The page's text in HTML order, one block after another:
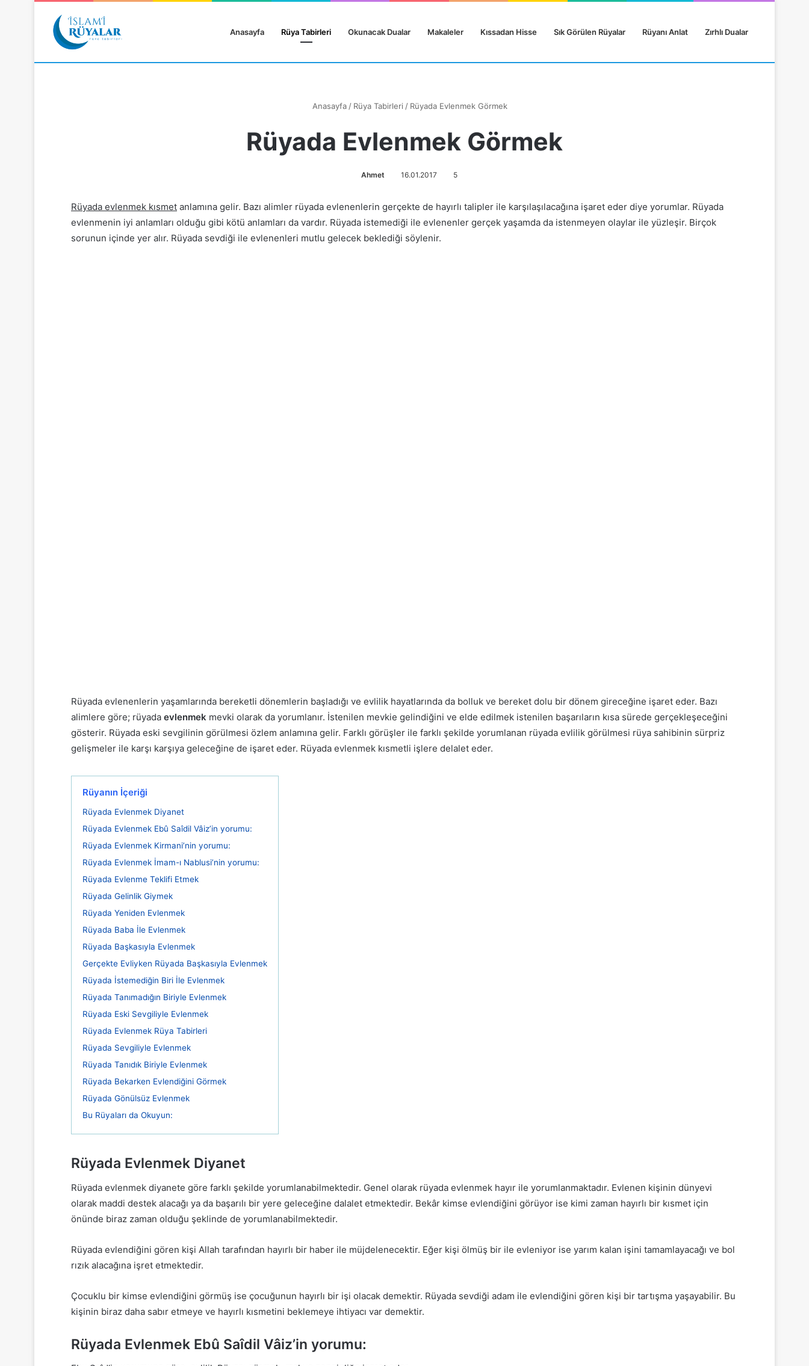
Anasayfa Rüya Tabirleri Okunacak Dualar Makaleler Kıssadan Hisse Sık Görülen Rüyalar Rüyanı Anlat Zırhlı Dualar
Anasayfa / Rüya Tabirleri / Rüyada Evlenmek Görmek
Rüyada Evlenmek Görmek
Ahmet 16.01.2017 5
Rüyada evlenmek kısmet anlamına gelir. Bazı alimler rüyada evlenenlerin gerçekte de hayırlı talipler ile karşılaşılacağına işaret eder diye yorumlar. Rüyada
evlenmenin iyi anlamları olduğu gibi kötü anlamları da vardır. Rüyada istemediği ile evlenenler gerçek yaşamda da istenmeyen olaylar ile yüzleşir. Birçok
sorunun içinde yer alır. Rüyada sevdiği ile evlenenleri mutlu gelecek beklediği söylenir.
Rüyada evlenenlerin yaşamlarında bereketli dönemlerin başladığı ve evlilik hayatlarında da bolluk ve bereket dolu bir dönem gireceğine işaret eder. Bazı
alimlere göre; rüyada evlenmek mevki olarak da yorumlanır. İstenilen mevkie gelindiğini ve elde edilmek istenilen başarıların kısa sürede gerçekleşeceğini
gösterir. Rüyada eski sevgilinin görülmesi özlem anlamına gelir. Farklı görüşler ile farklı şekilde yorumlanan rüyada evlilik görülmesi rüya sahibinin sürpriz
gelişmeler ile karşı karşıya geleceğine de işaret eder. Rüyada evlenmek kısmetli işlere delalet eder.
Rüyanın İçeriği
Rüyada Evlenmek Diyanet
Rüyada Evlenmek Ebû Saîdil Vâiz’in yorumu:
Rüyada Evlenmek Kirmani’nin yorumu:
Rüyada Evlenmek İmam-ı Nablusi’nin yorumu:
Rüyada Evlenme Teklifi Etmek
Rüyada Gelinlik Giymek
Rüyada Yeniden Evlenmek
Rüyada Baba İle Evlenmek
Rüyada Başkasıyla Evlenmek
Gerçekte Evliyken Rüyada Başkasıyla Evlenmek
Rüyada İstemediğin Biri İle Evlenmek
Rüyada Tanımadığın Biriyle Evlenmek
Rüyada Eski Sevgiliyle Evlenmek
Rüyada Evlenmek Rüya Tabirleri
Rüyada Sevgiliyle Evlenmek
Rüyada Tanıdık Biriyle Evlenmek
Rüyada Bekarken Evlendiğini Görmek
Rüyada Gönülsüz Evlenmek
Bu Rüyaları da Okuyun:
Rüyada Evlenmek Diyanet
Rüyada evlenmek diyanete göre farklı şekilde yorumlanabilmektedir. Genel olarak rüyada evlenmek hayır ile yorumlanmaktadır. Evlenen kişinin dünyevi
olarak maddi destek alacağı ya da başarılı bir yere geleceğine dalalet etmektedir. Bekâr kimse evlendiğini görüyor ise kimi zaman hayırlı bir kısmet için
önünde biraz zaman olduğu şeklinde de yorumlanabilmektedir.
Rüyada evlendiğini gören kişi Allah tarafından hayırlı bir haber ile müjdelenecektir. Eğer kişi ölmüş bir ile evleniyor ise yarım kalan işini tamamlayacağı ve bol
rızık alacağına işret etmektedir.
Çocuklu bir kimse evlendiğini görmüş ise çocuğunun hayırlı bir işi olacak demektir. Rüyada sevdiği adam ile evlendiğini gören kişi bir tartışma yaşayabilir. Bu
kişinin biraz daha sabır etmeye ve hayırlı kısmetini beklemeye ihtiyacı var demektir.
Rüyada Evlenmek Ebû Saîdil Vâiz’in yorumu: